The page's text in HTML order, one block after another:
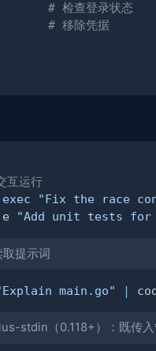
# 检查登录状态
# 移除凭据
互运行
exec
"Fix the race
"Add unit tests
提示词
main.go" |
stdin（0.118+）：既传入